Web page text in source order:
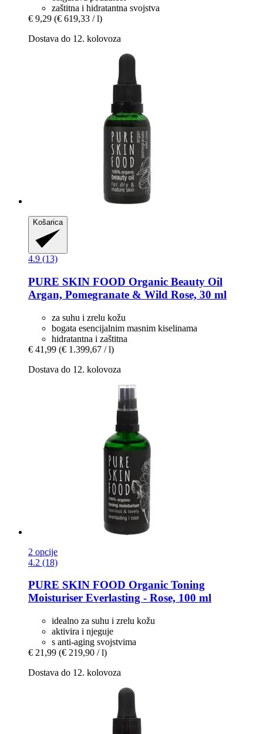
zaštitna i hidratantna svojstva
€ 9,29 (€ 619,33 / l)
Dostava do 12. kolovoza
Košarica
4.9 (13)
PURE SKIN FOOD Organic Beauty Oil
Argan, Pomegranate & Wild Rose, 30 ml
za suhu i zrelu kožu
bogata esencijalnim masnim kiselinama
hidratantna i zaštitna
€ 41,99 (€ 1.399,67 / l)
Dostava do 12. kolovoza
2 opcije
4.2 (18)
PURE SKIN FOOD Organic Toning
Moisturiser Everlasting -​ Rose, 100 ml
idealno za suhu i zrelu kožu
aktivira i njeguje
s anti-aging svojstvima
€ 21,99 (€ 219,90 / l)
Dostava do 12. kolovoza